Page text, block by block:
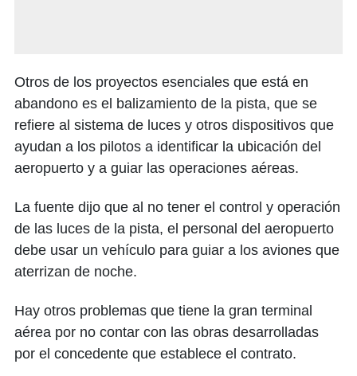
Otros de los proyectos esenciales que está en
abandono es el balizamiento de la pista, que se
refiere al sistema de luces y otros dispositivos que
ayudan a los pilotos a identificar la ubicación del
aeropuerto y a guiar las operaciones aéreas.
La fuente dijo que al no tener el control y operación
de las luces de la pista, el personal del aeropuerto
debe usar un vehículo para guiar a los aviones que
aterrizan de noche.
Hay otros problemas que tiene la gran terminal
aérea por no contar con las obras desarrolladas
por el concedente que establece el contrato.